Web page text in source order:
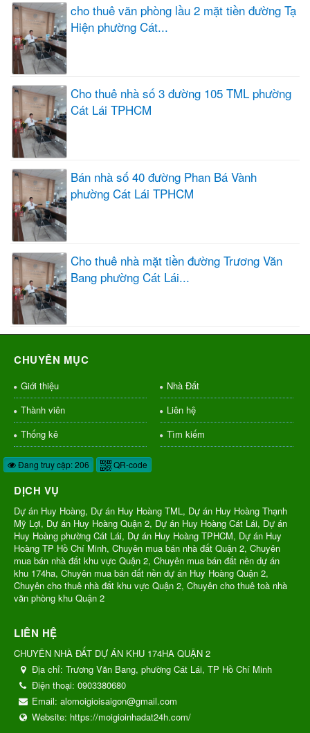
cho thuê văn phòng lầu 2 mặt tiền đường Tạ
Hiện phường Cát...
Cho thuê nhà số 3 đường 105 TML phường
Cát Lái TPHCM
Bán nhà số 40 đường Phan Bá Vành
phường Cát Lái TPHCM
Cho thuê nhà mặt tiền đường Trương Văn
Bang phường Cát Lái...
CHUYÊN MỤC
Giới thiệu
Nhà Đất
Thành viên
Liên hệ
Thống kê
Tìm kiếm
Đang truy cập: 206 QR-code
DỊCH VỤ
Dự án Huy Hoàng, Dự án Huy Hoàng TML, Dự án Huy Hoàng Thạnh
Mỹ Lợi, Dự án Huy Hoàng Quận 2, Dự án Huy Hoàng Cát Lái, Dự án
Huy Hoàng phường Cát Lái, Dự án Huy Hoàng TPHCM, Dự án Huy
Hoàng TP Hồ Chí Minh, Chuyên mua bán nhà đất Quận 2, Chuyên
mua bán nhà đất khu vực Quận 2, Chuyên mua bán đất nền dự án
khu 174ha, Chuyên mua bán đất nền dự án Huy Hoàng Quận 2,
Chuyên cho thuê nhà đất khu vực Quận 2, Chuyên cho thuê toà nhà
văn phòng khu Quận 2
LIÊN HỆ
CHUYÊN NHÀ ĐẤT DỰ ÁN KHU 174HA QUẬN 2
Địa chỉ: Trương Văn Bang, phường Cát Lái, TP Hồ Chí Minh
Điện thoại: 0903380680
Email: alomoigioisaigon@gmail.com
Website: https://moigioinhadat24h.com/